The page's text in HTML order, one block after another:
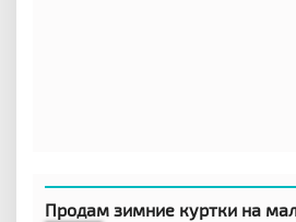
Продам зимние куртки на